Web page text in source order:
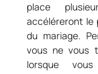
place
accéléreront le
du mariage.
vous ne vous
lorsque